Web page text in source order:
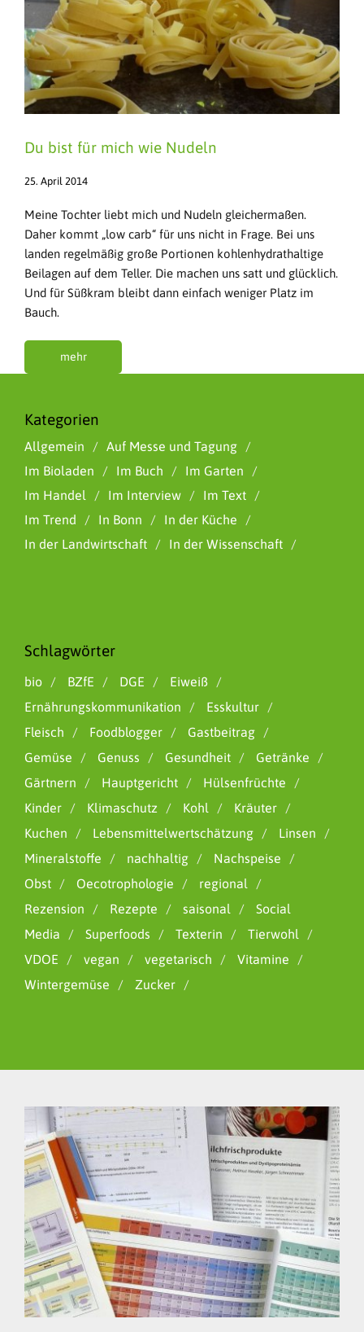
Du bist für mich wie Nudeln
25. April 2014
Meine Tochter liebt mich und Nudeln gleichermaßen.
Daher kommt „low carb“ für uns nicht in Frage. Bei uns
landen regelmäßig große Portionen kohlenhydrathaltige
Beilagen auf dem Teller. Die machen uns satt und glücklich.
Und für Süßkram bleibt dann einfach weniger Platz im
Bauch.
mehr
Kategorien
Allgemein
Auf Messe und Tagung
Im Bioladen
Im Buch
Im Garten
Im Handel
Im Interview
Im Text
Im Trend
In Bonn
In der Küche
In der Landwirtschaft
In der Wissenschaft
Schlagwörter
bio BZfE DGE
Eiweiß
Ernährungskommunikation
Esskultur
Fleisch
Foodblogger
Gastbeitrag
Gemüse
Genuss Gesundheit
Getränke
Gärtnern
Hauptgericht
Hülsenfrüchte
Kinder
Klimaschutz Kohl
Kräuter
Kuchen
Lebensmittelwertschätzung
Linsen
Mineralstoffe
nachhaltig
Nachspeise
Obst
Oecotrophologie
regional
Rezension
Rezepte saisonal
Social
Media
Superfoods Texterin
Tierwohl
VDOE
vegan vegetarisch
Vitamine
Wintergemüse
Zucker